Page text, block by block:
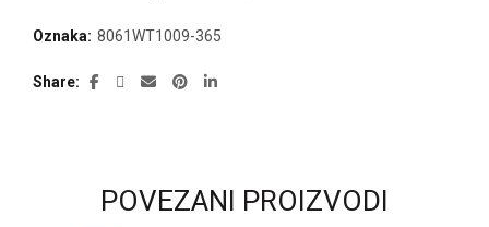
Oznaka: 8061WT1009-365
Share
POVEZANI PROIZVODI